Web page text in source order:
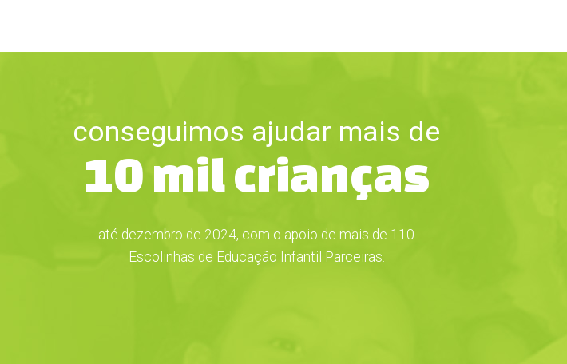
conseguimos ajudar mais de
10 mil crianças
até dezembro de 2024, com o apoio de mais de 110
Escolinhas de Educação Infantil Parceiras